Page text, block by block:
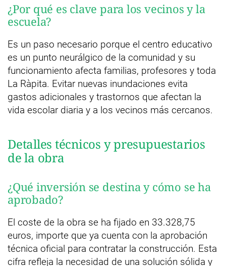
¿Por qué es clave para los vecinos y la
escuela?
Es un paso necesario porque el centro educativo
es un punto neurálgico de la comunidad y su
funcionamiento afecta familias, profesores y toda
La Ràpita. Evitar nuevas inundaciones evita
gastos adicionales y trastornos que afectan la
vida escolar diaria y a los vecinos más cercanos.
Detalles técnicos y presupuestarios
de la obra
¿Qué inversión se destina y cómo se ha
aprobado?
El coste de la obra se ha fijado en 33.328,75
euros, importe que ya cuenta con la aprobación
técnica oficial para contratar la construcción. Esta
cifra refleja la necesidad de una solución sólida y